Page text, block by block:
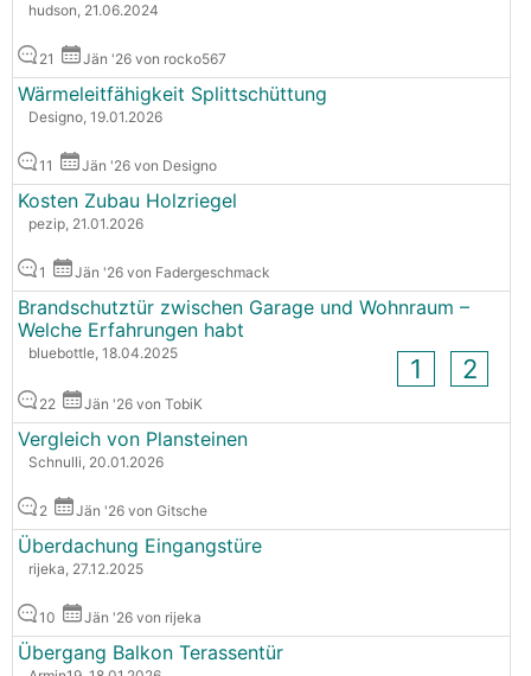
hudson, 21.06.2024
21 Jän '26 von rocko567
Wärmeleitfähigkeit Splittschüttung
Designo, 19.01.2026
11 Jän '26 von Designo
Kosten Zubau Holzriegel
pezip, 21.01.2026
1 Jän '26 von Fadergeschmack
Brandschutztür zwischen Garage und Wohnraum –
Welche Erfahrungen habt
bluebottle, 18.04.2025
1 2
22 Jän '26 von TobiK
Vergleich von Plansteinen
Schnulli, 20.01.2026
2 Jän '26 von Gitsche
Überdachung Eingangstüre
rijeka, 27.12.2025
10 Jän '26 von rijeka
Übergang Balkon Terassentür